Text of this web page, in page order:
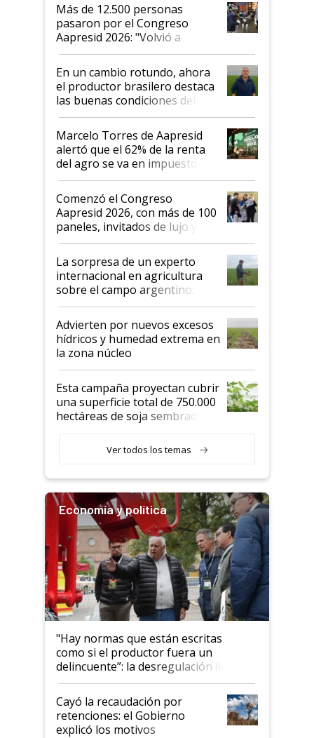
Más de 12.500 personas
pasaron por el Congreso
Aapresid 2026: "Volvió a
demostrar que hablar del
suelo es hablar de todo el
sistema productivo"
En un cambio rotundo, ahora
el productor brasilero destaca
las buenas condiciones del
agro argentino para invertir:
"Los veo más motivados"
Marcelo Torres de Aapresid
alertó que el 62% de la renta
del agro se va en impuestos:
"No es bueno que en
Argentina se sigan discutiendo
las mismas cosas de hace 50
años"
Comenzó el Congreso
Aapresid 2026, con más de 100
paneles, invitados de lujo y
todas las tendencias
La sorpresa de un experto
internacional en agricultura
sobre el campo argentino:
"Estoy muy impresionado"
Advierten por nuevos excesos
hídricos y humedad extrema en
la zona núcleo
Esta campaña proyectan cubrir
una superficie total de 750.000
hectáreas de soja sembradas
variedades que marcan un
salto tecnológico en genética y
Ver todos los temas
Economía y política
"Hay normas que están escritas
como si el productor fuera un
delincuente”: la desregulación llegó
al Congreso Aapresid y hasta se
habló del financiamiento al IPCVA
Cayó la recaudación por
retenciones: el Gobierno
explicó los motivos